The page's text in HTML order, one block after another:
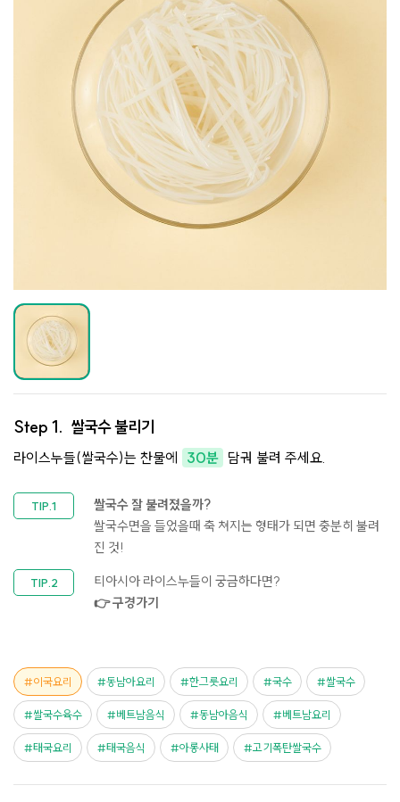
Step 1. 쌀국수 불리기
라이스누들(쌀국수)는 찬물에 30분 담궈 불려 주세요.
쌀국수 잘 불려졌을까?
쌀국수면을 들었을때 축 쳐지는 형태가 되면 충분히 불려
진 것!
티아시아 라이스누들이 궁금하다면?
👉 구경가기
이국요리 동남아요리 한그릇요리 국수 쌀국수
쌀국수육수 베트남음식 동남아음식 베트남요리
태국요리 태국음식 아롱사태 고기폭탄쌀국수